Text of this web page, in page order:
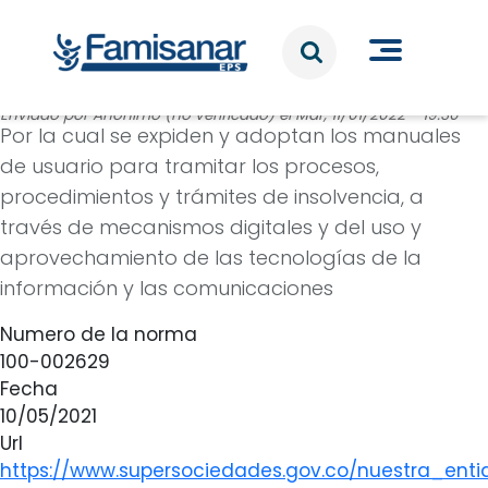
Enviado porAnónimo (no verificado)elMar, 11/01/2022 - 19:30
Por la cual se expiden y adoptan los manuales
de usuario para tramitar los procesos,
procedimientos y trámites de insolvencia, a
través de mecanismos digitales y del uso y
aprovechamiento de las tecnologías de la
información y las comunicaciones
Numero de la norma
100-002629
Fecha
10/05/2021
Url
https://www.supersociedades.gov.co/